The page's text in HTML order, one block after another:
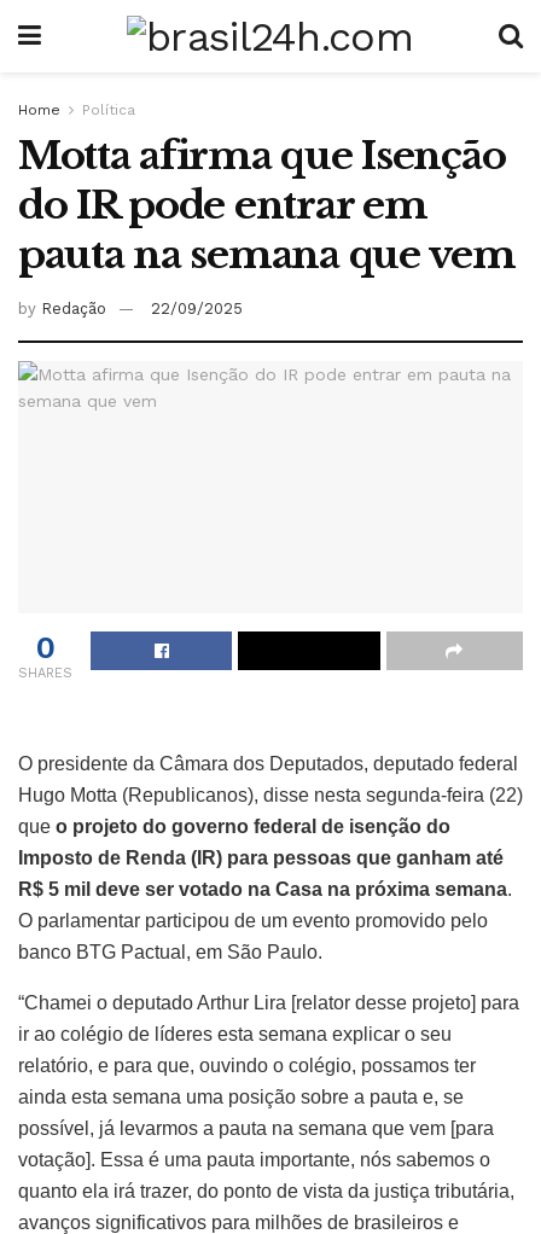
Home Política
Motta afirma que Isenção
do IR pode entrar em
pauta na semana que vem
by Redação 22/09/2025
0
SHARES
O presidente da Câmara dos Deputados, deputado federal
Hugo Motta (Republicanos), disse nesta segunda-feira (22)
que o projeto do governo federal de isenção do
Imposto de Renda (IR) para pessoas que ganham até
R$ 5 mil deve ser votado na Casa na próxima semana.
O parlamentar participou de um evento promovido pelo
banco BTG Pactual, em São Paulo.
“Chamei o deputado Arthur Lira [relator desse projeto] para
ir ao colégio de líderes esta semana explicar o seu
relatório, e para que, ouvindo o colégio, possamos ter
ainda esta semana uma posição sobre a pauta e, se
possível, já levarmos a pauta na semana que vem [para
votação]. Essa é uma pauta importante, nós sabemos o
quanto ela irá trazer, do ponto de vista da justiça tributária,
avanços significativos para milhões de brasileiros e